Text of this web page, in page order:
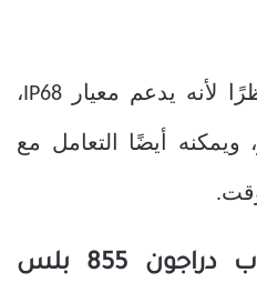
تجدر الإشارة إلى أنه نظرًا لأنه يدعم معيار IP68،
ويمكنه أيضًا التعامل مع
هواتف بمعالج سناب دراجون 855 بلس